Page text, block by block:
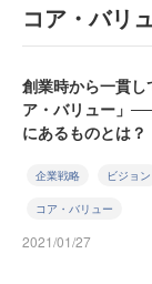
コア・バリ
創業時から一貫
ア・バリュー」
にあるものとは？
企業戦略 ビジョン
コア・バリュー
2021/01/27